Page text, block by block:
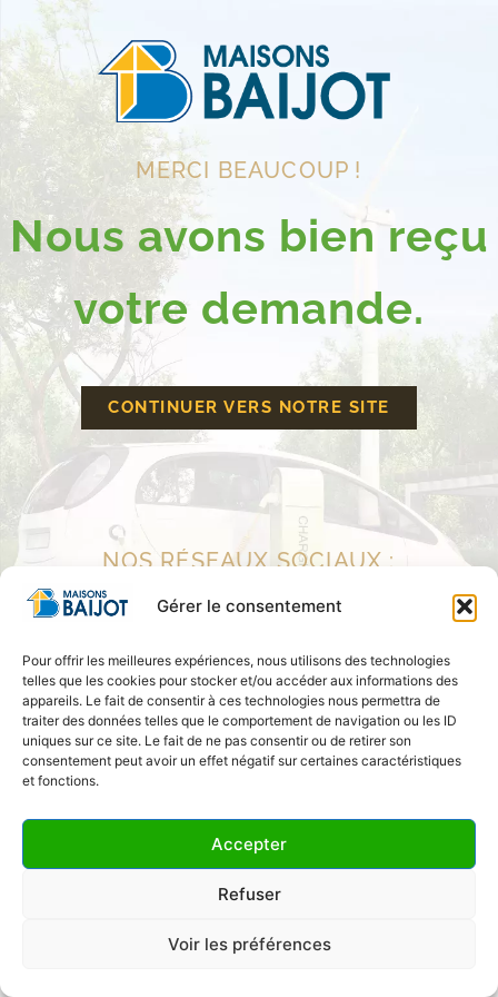
Gérer le consentement
Pour offrir les meilleures expériences, nous utilisons des technologies
telles que les cookies pour stocker et/ou accéder aux informations des
appareils. Le fait de consentir à ces technologies nous permettra de
traiter des données telles que le comportement de navigation ou les ID
uniques sur ce site. Le fait de ne pas consentir ou de retirer son
consentement peut avoir un effet négatif sur certaines caractéristiques
et fonctions.
Accepter
Refuser
Voir les préférences
MERCI BEAUCOUP !
Nous avons bien reçu
votre demande.
CONTINUER VERS NOTRE SITE
NOS RÉSEAUX SOCIAUX :